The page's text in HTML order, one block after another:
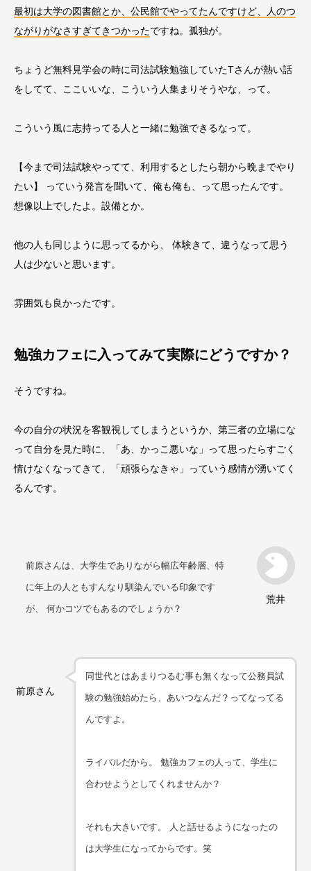
最初は大学の図書館とか、公民館でやってたんですけど、人のつ
ながりがなさすぎてきつかったですね。孤独が。
ちょうど無料見学会の時に司法試験勉強していたTさんが熱い話
をしてて、ここいいな、こういう人集まりそうやな、って。
こういう風に志持ってる人と一緒に勉強できるなって。
【今まで司法試験やってて、利用するとしたら朝から晩までやり
たい】 っていう発言を聞いて、俺も俺も、って思ったんです。
想像以上でしたよ。設備とか。
他の人も同じように思ってるから、 体験きて、違うなって思う
人は少ないと思います。
雰囲気も良かったです。
勉強カフェに入ってみて実際にどうですか？
そうですね。
今の自分の状況を客観視してしまうというか、第三者の立場にな
って自分を見た時に、「あ、かっこ悪いな」って思ったらすごく
情けなくなってきて、「頑張らなきゃ」っていう感情が湧いてく
るんです。
荒井
前原さんは、大学生でありながら幅広年齢層、特
に年上の人ともすんなり馴染んでいる印象です
が、 何かコツでもあるのでしょうか？
前原さん
同世代とはあまりつるむ事も無くなって公務員試
験の勉強始めたら、あいつなんだ？ってなってる
んですよ。
ライバルだから。 勉強カフェの人って、学生に
合わせようとしてくれませんか？
それも大きいです。 人と話せるようになったの
は大学生になってからです。笑